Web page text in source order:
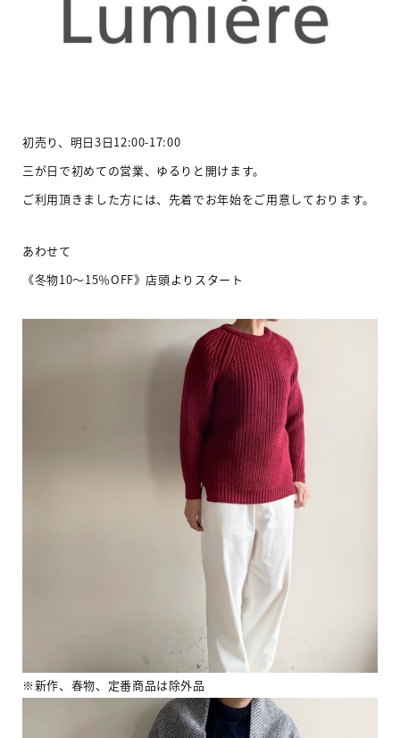
初売り、明日3日12:00-17:00
三が日で初めての営業、ゆるりと開けます。
ご利用頂きました方には、先着でお年始をご用意しております。
あわせて
《冬物10〜15％OFF》店頭よりスタート
※新作、春物、定番商品は除外品